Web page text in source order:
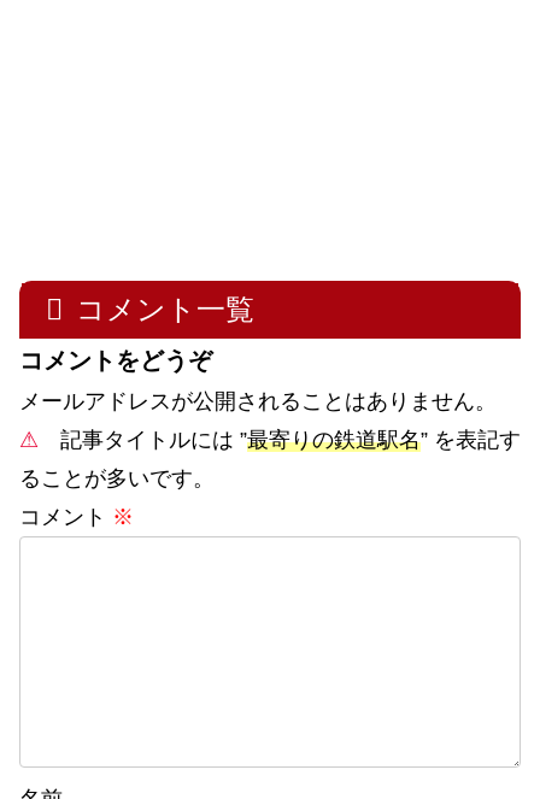
コメント一覧
コメントをどうぞ
メールアドレスが公開されることはありません。
⚠ 記事タイトルには ”最寄りの鉄道駅名” を表記す
ることが多いです。
コメント ※